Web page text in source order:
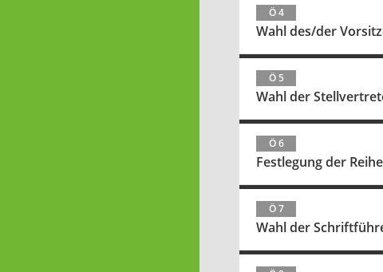
Ö 4
Wahl des/der
Ö 5
Wahl der
Ö 6
Festlegung der
Ö 7
Wahl der